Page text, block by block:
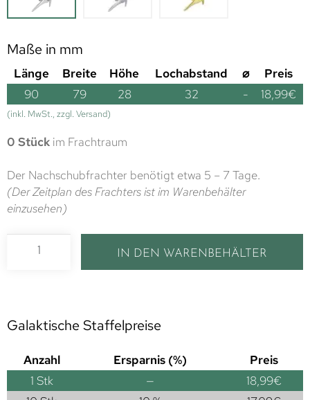
Maße in mm
Länge Breite Höhe Lochabstand ⌀
Preis
90
79 28 32 - 18,99€
(inkl. MwSt., zzgl. Versand)
0 Stück im Frachtraum
Der Nachschubfrachter benötigt etwa 5 – 7 Tage.
(Der Zeitplan des Frachters ist im Warenbehälter
einzusehen)
IN DEN WARENBEHÄLTER
Galaktische Staffelpreise
Anzahl Ersparnis (%)
Preis
1 Stk — 18,99€